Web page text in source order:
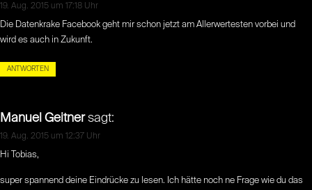
19. Aug. 2015 um 17:18 Uhr
Die Datenkrake Facebook geht mir schon jetzt am Allerwertesten vorbei und
wird es auch in Zukunft.
ANTWORTEN
Manuel Geitner sagt:
19. Aug. 2015 um 12:37 Uhr
Hi Tobias,
super spannend deine Eindrücke zu lesen. Ich hätte noch ne Frage wie du das